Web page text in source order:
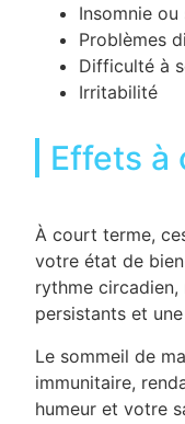
Insomnie
Problèmes
Difficulté à
Irritabilité
Effets à
À court terme,
votre état de
rythme
persistants et
Le sommeil de
immunitaire,
humeur et votre